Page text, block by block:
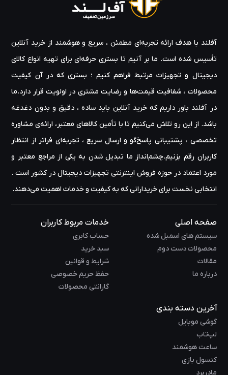
آفلند با هدف ارائه‌ تجربه‌ای مطمئن ، سریع و هوشمند از خرید آنلاین
تأسیس شده است. ما بر آنیم تا بستری حرفه‌ای برای تهیه‌ انواع کالای
دیجیتال و تجهیزات مرتبط فراهم کنیم ؛ بستری که در آن کیفیت
محصولات ، شفافیت قیمت‌ها و رضایت مشتری در اولویت قرار دارد.ما
در آفلند باور داریم که خرید آنلاین باید ساده ، دقیق و بدون دغدغه
باشد. از این رو تلاش می‌کنیم تا با تأمین کالاهای معتبر، ارائه‌ی مشاوره‌
تخصصی ، پشتیبانی پاسخ‌گو و ارسال سریع ، تجربه‌ای فراتر از انتظار
کاربران رقم بزنیم.چشم‌انداز ما تبدیل شدن به یکی از مراجع معتبر و
مورد اعتماد در حوزه‌ فروش اینترنتی تجهیزات دیجیتال در کشور است .
انتخابی نخست برای خریدارانی که به کیفیت و خدمات اهمیت می‌دهند.
صفحه اصلی
سیستم های اسمبل شده
محصولات دست دوم
مقالات
درباره ما
خدمات مربوط کاربران
حساب کابری
سبد خرید
شرایط و قوانین
حفظ حریم خصوصی
گارانتی محصولات
آخرین دسته بندی
گوشی موبایل
لپ‌تاب
ساعت هوشمند
کنسول بازی
مادربرد